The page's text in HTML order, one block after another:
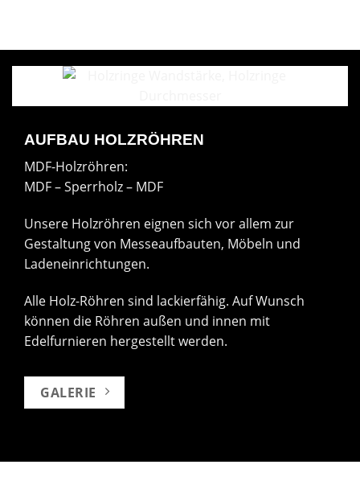
AUFBAU HOLZRÖHREN
MDF-Holzröhren:
MDF – Sperrholz – MDF
Unsere Holzröhren eignen sich vor allem zur
Gestaltung von Messeaufbauten, Möbeln und
Ladeneinrichtungen.
Alle Holz-Röhren sind lackierfähig. Auf Wunsch
können die Röhren außen und innen mit
Edelfurnieren hergestellt werden.
GALERIE